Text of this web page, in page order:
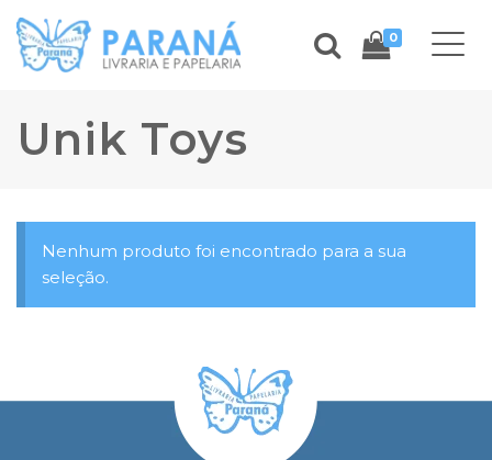
0
Unik Toys
Nenhum produto foi encontrado para a sua
seleção.